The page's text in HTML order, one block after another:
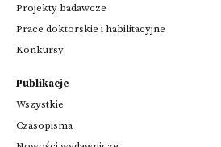
Projekty badawcze
Prace doktorskie i habilitacyjne
Konkursy
Publikacje
Wszystkie
Czasopisma